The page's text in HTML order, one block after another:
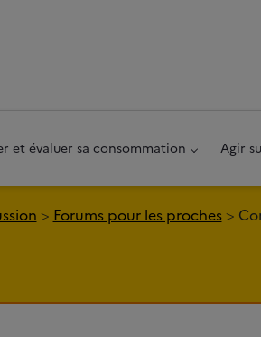
et évaluer sa consommation Agir
Forums pour les proches